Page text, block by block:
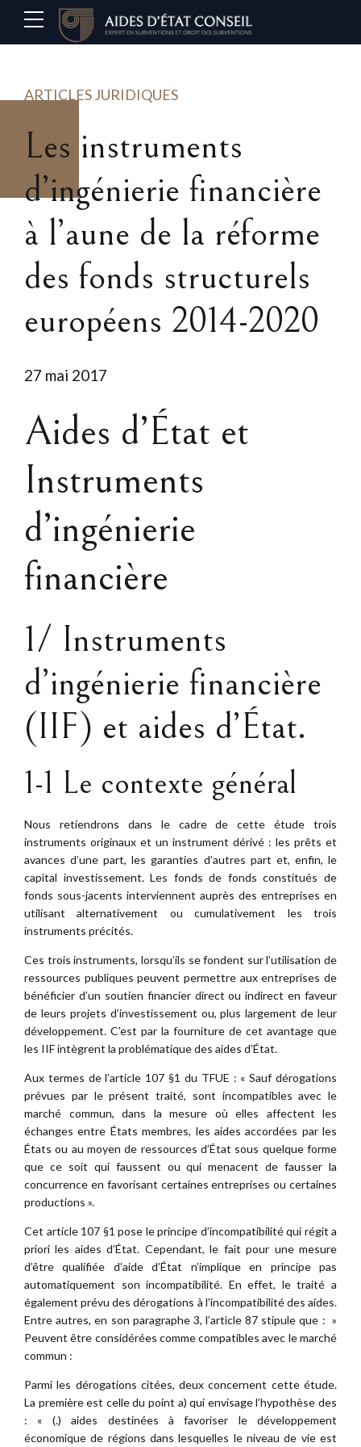
ARTICLES JURIDIQUES
Les instruments
d’ingénierie financière
à l’aune de la réforme
des fonds structurels
européens 2014-2020
27 mai 2017
Aides d’État et
Instruments
d’ingénierie
financière
1/ Instruments
d’ingénierie financière
(IIF) et aides d’État.
1-1 Le contexte général
Nous retiendrons dans le cadre de cette étude trois
instruments originaux et un instrument dérivé : les prêts et
avances d’une part, les garanties d’autres part et, enfin, le
capital investissement. Les fonds de fonds constitués de
fonds sous-jacents interviennent auprès des entreprises en
utilisant alternativement ou cumulativement les trois
instruments précités.
Ces trois instruments, lorsqu’ils se fondent sur l’utilisation de
ressources publiques peuvent permettre aux entreprises de
bénéficier d’un soutien financier direct ou indirect en faveur
de leurs projets d’investissement ou, plus largement de leur
développement. C’est par la fourniture de cet avantage que
les IIF intègrent la problématique des aides d’État.
Aux termes de l’article 107 §1 du TFUE : « Sauf dérogations
prévues par le présent traité, sont incompatibles avec le
marché commun, dans la mesure où elles affectent les
échanges entre États membres, les aides accordées par les
États ou au moyen de ressources d’État sous quelque forme
que ce soit qui faussent ou qui menacent de fausser la
concurrence en favorisant certaines entreprises ou certaines
productions ».
Cet article 107 §1 pose le principe d’incompatibilité qui régit a
priori les aides d’État. Cependant, le fait pour une mesure
d’être qualifiée d’aide d’État n’implique en principe pas
automatiquement son incompatibilité. En effet, le traité a
également prévu des dérogations à l’incompatibilité des aides.
Entre autres, en son paragraphe 3, l’article 87 stipule que : »
Peuvent être considérées comme compatibles avec le marché
commun :
Parmi les dérogations citées, deux concernent cette étude.
La première est celle du point a) qui envisage l’hypothèse des
: « (.) aides destinées à favoriser le développement
économique de régions dans lesquelles le niveau de vie est